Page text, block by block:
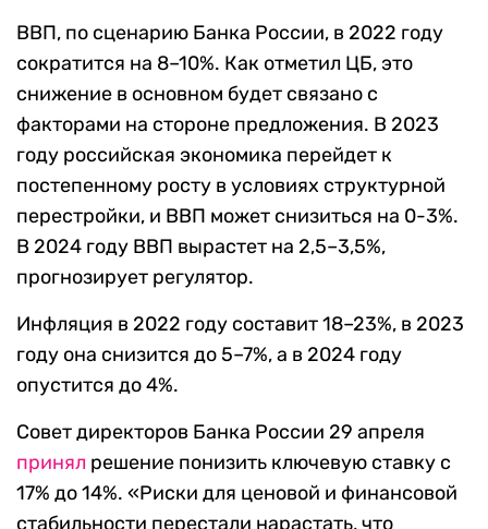
ВВП, по сценарию Банка России, в 2022 году
сократится на 8–10%. Как отметил ЦБ, это
снижение в основном будет связано с
факторами на стороне предложения. В 2023
году российская экономика перейдет к
постепенному росту в условиях структурной
перестройки, и ВВП может снизиться на 0-3%.
В 2024 году ВВП вырастет на 2,5–3,5%,
прогнозирует регулятор.
Инфляция в 2022 году составит 18–23%, в 2023
году она снизится до 5–7%, а в 2024 году
опустится до 4%.
Совет директоров Банка России 29 апреля
принял решение понизить ключевую ставку с
17% до 14%. «Риски для ценовой и финансовой
стабильности перестали нарастать, что